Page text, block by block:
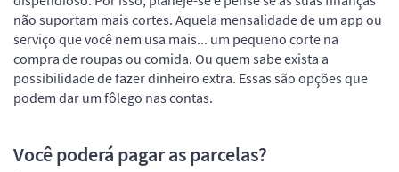
não suportam mais cortes. Aquela mensalidade de um app ou
serviço que você nem usa mais... um pequeno corte na
compra de roupas ou comida. Ou quem sabe exista a
possibilidade de fazer dinheiro extra. Essas são opções que
podem dar um fôlego nas contas.
Você poderá pagar as parcelas?